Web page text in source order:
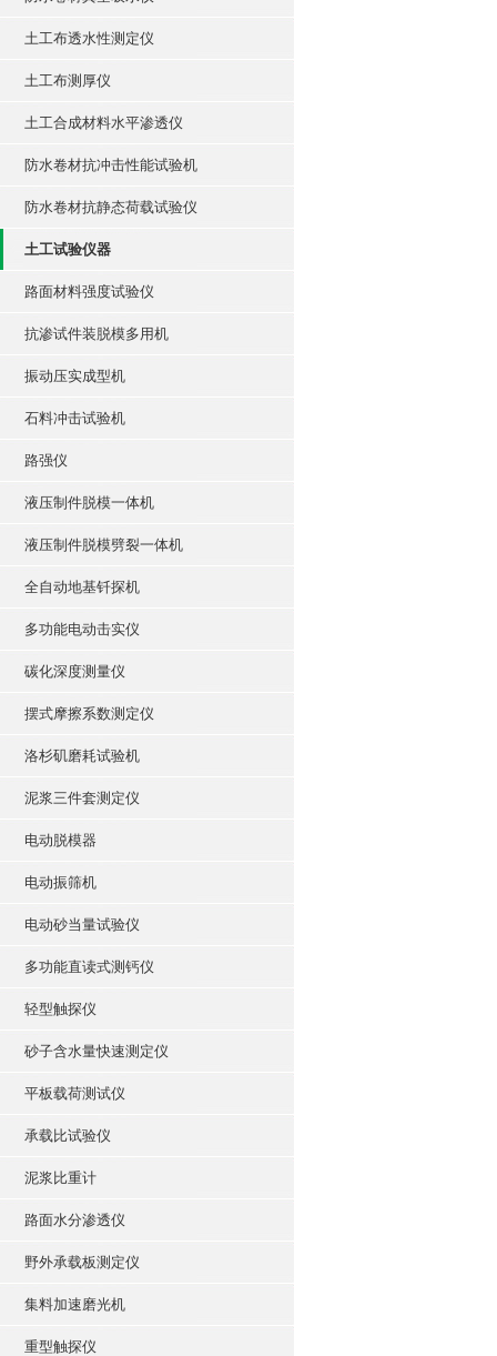
土工布透水性测定仪
土工布测厚仪
土工合成材料水平渗透仪
防水卷材抗冲击性能试验机
防水卷材抗静态荷载试验仪
土工试验仪器
路面材料强度试验仪
抗渗试件装脱模多用机
振动压实成型机
石料冲击试验机
路强仪
液压制件脱模一体机
液压制件脱模劈裂一体机
全自动地基钎探机
多功能电动击实仪
碳化深度测量仪
摆式摩擦系数测定仪
洛杉矶磨耗试验机
泥浆三件套测定仪
电动脱模器
电动振筛机
电动砂当量试验仪
多功能直读式测钙仪
轻型触探仪
砂子含水量快速测定仪
平板载荷测试仪
承载比试验仪
泥浆比重计
路面水分渗透仪
野外承载板测定仪
集料加速磨光机
重型触探仪